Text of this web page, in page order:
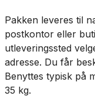
Pakken leveres til
postkontor eller
utleveringssted
adresse. Du får
Benyttes typisk på
35 kg.